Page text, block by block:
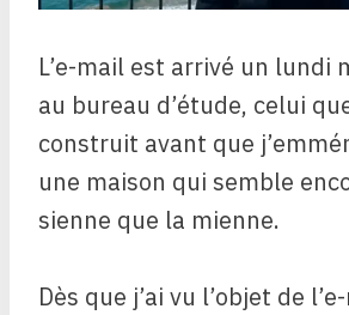
L’e-mail est arrivé un lundi
au bureau d’étude, celui
construit avant que
une maison qui semble
sienne que la mienne.
Dès que j’ai vu l’objet de